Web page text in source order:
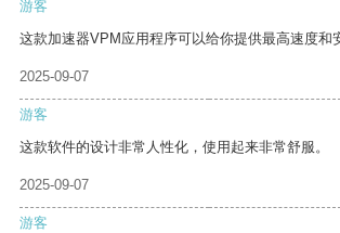
游客
这款加速器VPM应用程序可以给你提供最高速度和
2025-09-07
游客
这款软件的设计非常人性化，使用起来非常舒服。
2025-09-07
游客